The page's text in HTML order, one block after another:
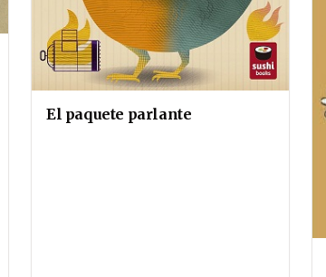
El paquete parlante